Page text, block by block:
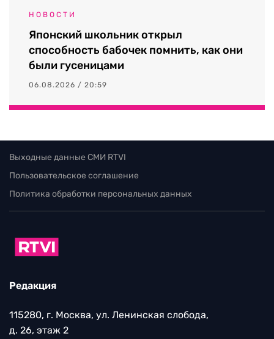
НОВОСТИ
Японский школьник открыл
способность бабочек помнить, как они
были гусеницами
06.08.2026 / 20:59
Выходные данные СМИ RTVI
Пользовательское соглашение
Политика обработки персональных данных
Редакция
115280, г. Москва, ул. Ленинская слобода,
д. 26, этаж 2